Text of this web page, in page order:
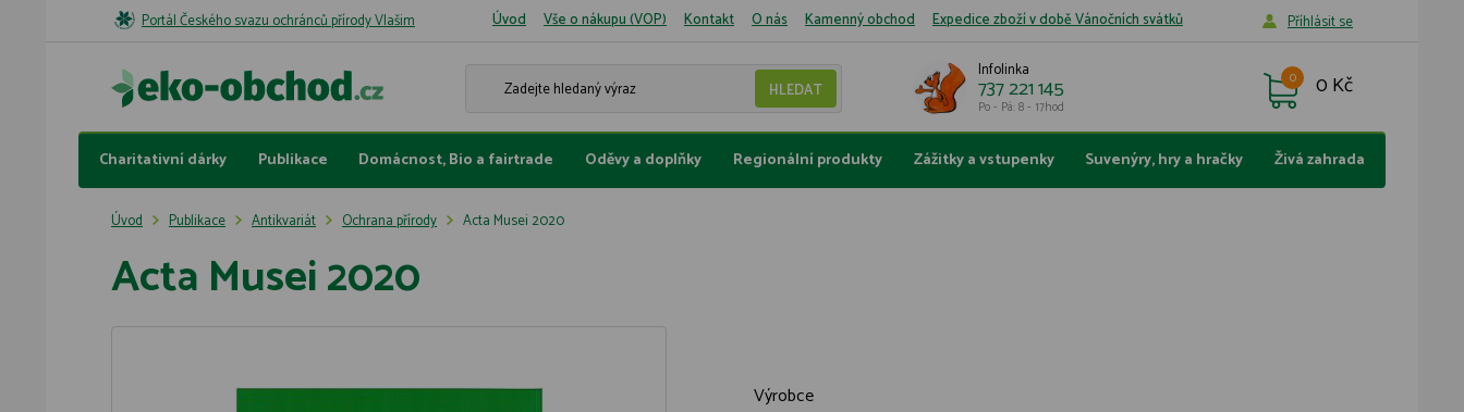
Portál Českého svazu ochránců přírody Vlašim Úvod Vše o nákupu (VOP) Kontakt O nás Kamenný obchod Expedice zboží v době Vánočních svátků Příhlásit se
Infolinka
737 221 145
Po - Pá: 8 - 17hod
0 Kč
0
Charitativní dárky Publikace Domácnost, Bio a fairtrade Oděvy a doplňky Regionální produkty Zážitky a vstupenky Suvenýry, hry a hračky Živá zahrada
Úvod Publikace Antikvariát Ochrana přírody Acta Musei 2020
Acta Musei 2020
Výrobce